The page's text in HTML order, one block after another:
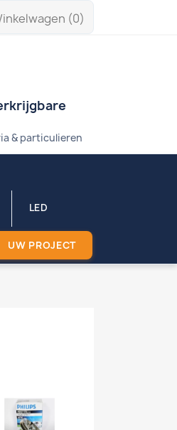
(0)
& particulieren
LED
UW PROJECT